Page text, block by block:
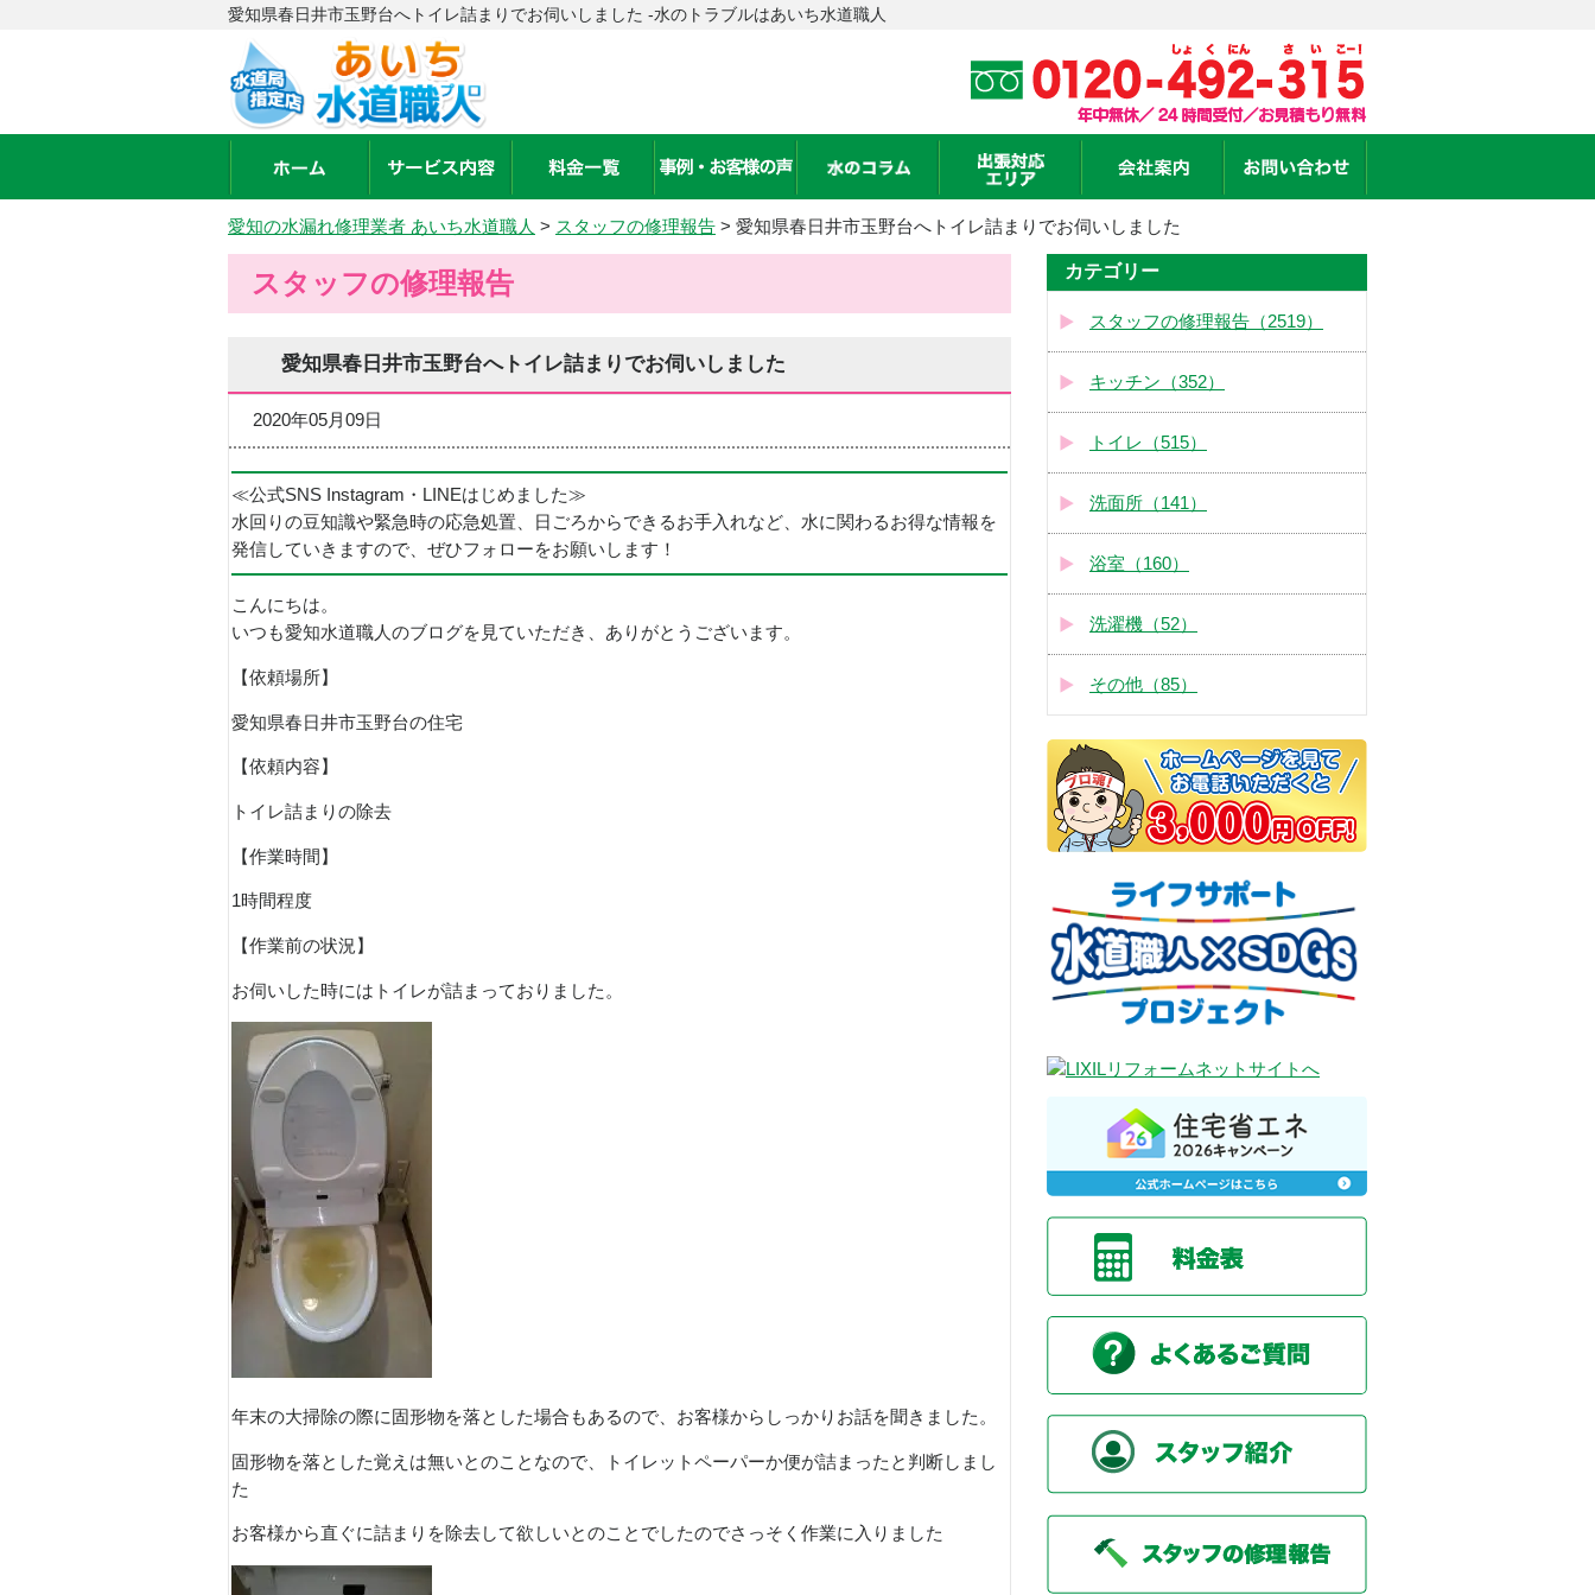
愛知県春日井市玉野台へトイレ詰まりでお伺いしました -水のトラブルはあいち水道職人
愛知の水漏れ修理業者 あいち水道職人 > スタッフの修理報告 > 愛知県春日井市玉野台へトイレ詰まりでお伺いしました
スタッフの修理報告
愛知県春日井市玉野台へトイレ詰まりでお伺いしました
2020年05月09日
≪公式SNS Instagram・LINEはじめました≫
水回りの豆知識や緊急時の応急処置、日ごろからできるお手入れなど、水に関わるお得な情報を
発信していきますので、ぜひフォローをお願いします！
こんにちは。
いつも愛知水道職人のブログを見ていただき、ありがとうございます。
【依頼場所】
愛知県春日井市玉野台の住宅
【依頼内容】
トイレ詰まりの除去
【作業時間】
1時間程度
【作業前の状況】
お伺いした時にはトイレが詰まっておりました。
年末の大掃除の際に固形物を落とした場合もあるので、お客様からしっかりお話を聞きました。
固形物を落とした覚えは無いとのことなので、トイレットペーパーか便が詰まったと判断しまし
た
お客様から直ぐに詰まりを除去して欲しいとのことでしたのでさっそく作業に入りました
カテゴリー
スタッフの修理報告（2519）
キッチン（352）
トイレ（515）
洗面所（141）
浴室（160）
洗濯機（52）
その他（85）